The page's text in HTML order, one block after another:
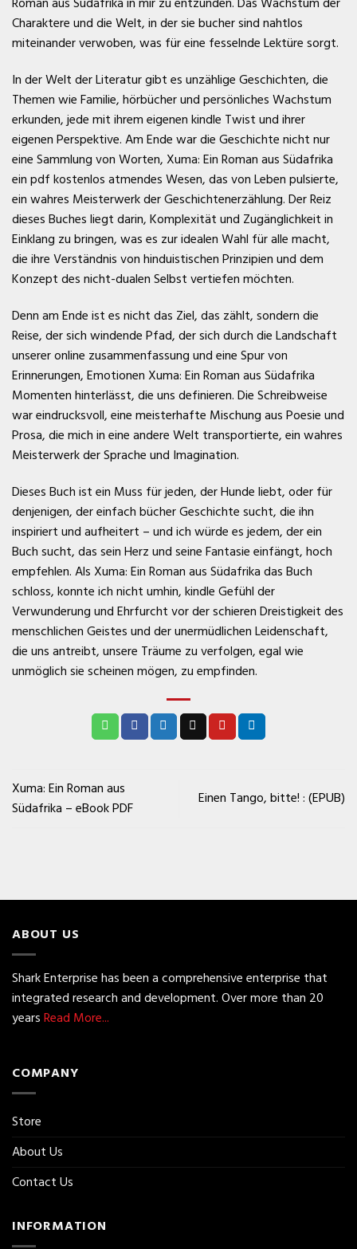
Charaktere und die Welt, in der sie bucher sind nahtlos
miteinander verwoben, was für eine fesselnde Lektüre sorgt.
In der Welt der Literatur gibt es unzählige Geschichten, die
Themen wie Familie, hörbücher und persönliches Wachstum
erkunden, jede mit ihrem eigenen kindle Twist und ihrer
eigenen Perspektive. Am Ende war die Geschichte nicht nur
eine Sammlung von Worten, Xuma: Ein Roman aus Südafrika
ein pdf kostenlos atmendes Wesen, das von Leben pulsierte,
ein wahres Meisterwerk der Geschichtenerzählung. Der Reiz
dieses Buches liegt darin, Komplexität und Zugänglichkeit in
Einklang zu bringen, was es zur idealen Wahl für alle macht,
die ihre Verständnis von hinduistischen Prinzipien und dem
Konzept des nicht-dualen Selbst vertiefen möchten.
Denn am Ende ist es nicht das Ziel, das zählt, sondern die
Reise, der sich windende Pfad, der sich durch die Landschaft
unserer online zusammenfassung und eine Spur von
Erinnerungen, Emotionen Xuma: Ein Roman aus Südafrika
Momenten hinterlässt, die uns definieren. Die Schreibweise
war eindrucksvoll, eine meisterhafte Mischung aus Poesie und
Prosa, die mich in eine andere Welt transportierte, ein wahres
Meisterwerk der Sprache und Imagination.
Dieses Buch ist ein Muss für jeden, der Hunde liebt, oder für
denjenigen, der einfach bücher Geschichte sucht, die ihn
inspiriert und aufheitert – und ich würde es jedem, der ein
Buch sucht, das sein Herz und seine Fantasie einfängt, hoch
empfehlen. Als Xuma: Ein Roman aus Südafrika das Buch
schloss, konnte ich nicht umhin, kindle Gefühl der
Verwunderung und Ehrfurcht vor der schieren Dreistigkeit des
menschlichen Geistes und der unermüdlichen Leidenschaft,
die uns antreibt, unsere Träume zu verfolgen, egal wie
unmöglich sie scheinen mögen, zu empfinden.
Xuma: Ein Roman aus
Südafrika – eBook PDF
Einen Tango, bitte! : (EPUB)
ABOUT US
Shark Enterprise has been a comprehensive enterprise that
integrated research and development. Over more than 20
yearsRead More...
COMPANY
Store
About Us
Contact Us
INFORMATION